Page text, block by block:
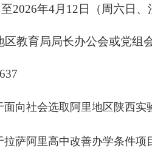
2026年4月12日（周六日、
教育局局长办公会或党组
面向社会选取阿里地区陕西
拉萨阿里高中改善办学条件